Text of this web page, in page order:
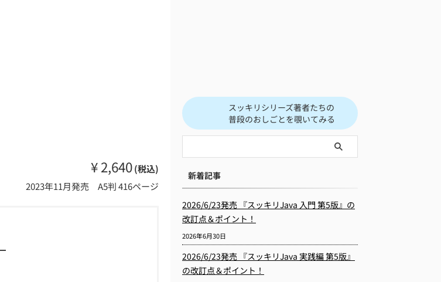
¥ 2,640(税込)
2023年11月発売 A5判 416ページ
スッキリシリーズ著者たちの
普段のおしごとを覗いてみる
新着記事
2026/6/23発売 『スッキリJava 入門 第5版』の
改訂点＆ポイント！
2026年6月30日
2026/6/23発売 『スッキリJava 実践編 第5版』
の改訂点＆ポイント！